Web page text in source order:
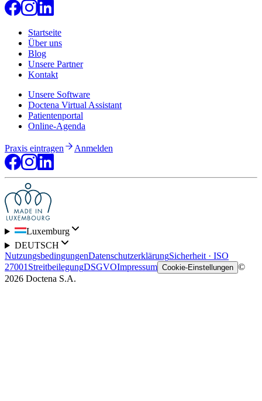
Startseite
Über uns
Blog
Unsere Partner
Kontakt
Unsere Software
Doctena Virtual Assistant
Patientenportal
Online-Agenda
Praxis eintragen Anmelden
Luxemburg
DEUTSCH
NutzungsbedingungenDatenschutzerklärungSicherheit · ISO
27001 StreitbeilegungDSGVOImpressum Cookie-Einstellungen ©
2026 Doctena S.A.